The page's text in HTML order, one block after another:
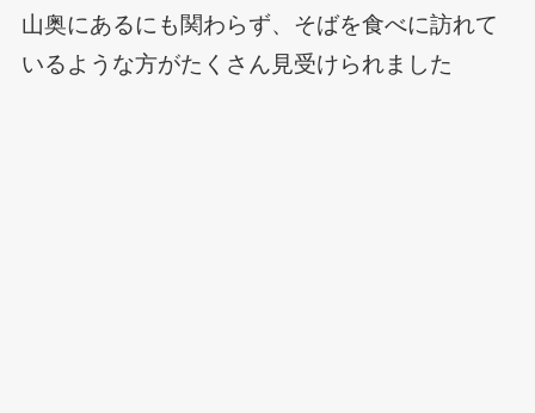
山奥にあるにも関わらず、そばを食べに訪れて
いるような方がたくさん見受けられました